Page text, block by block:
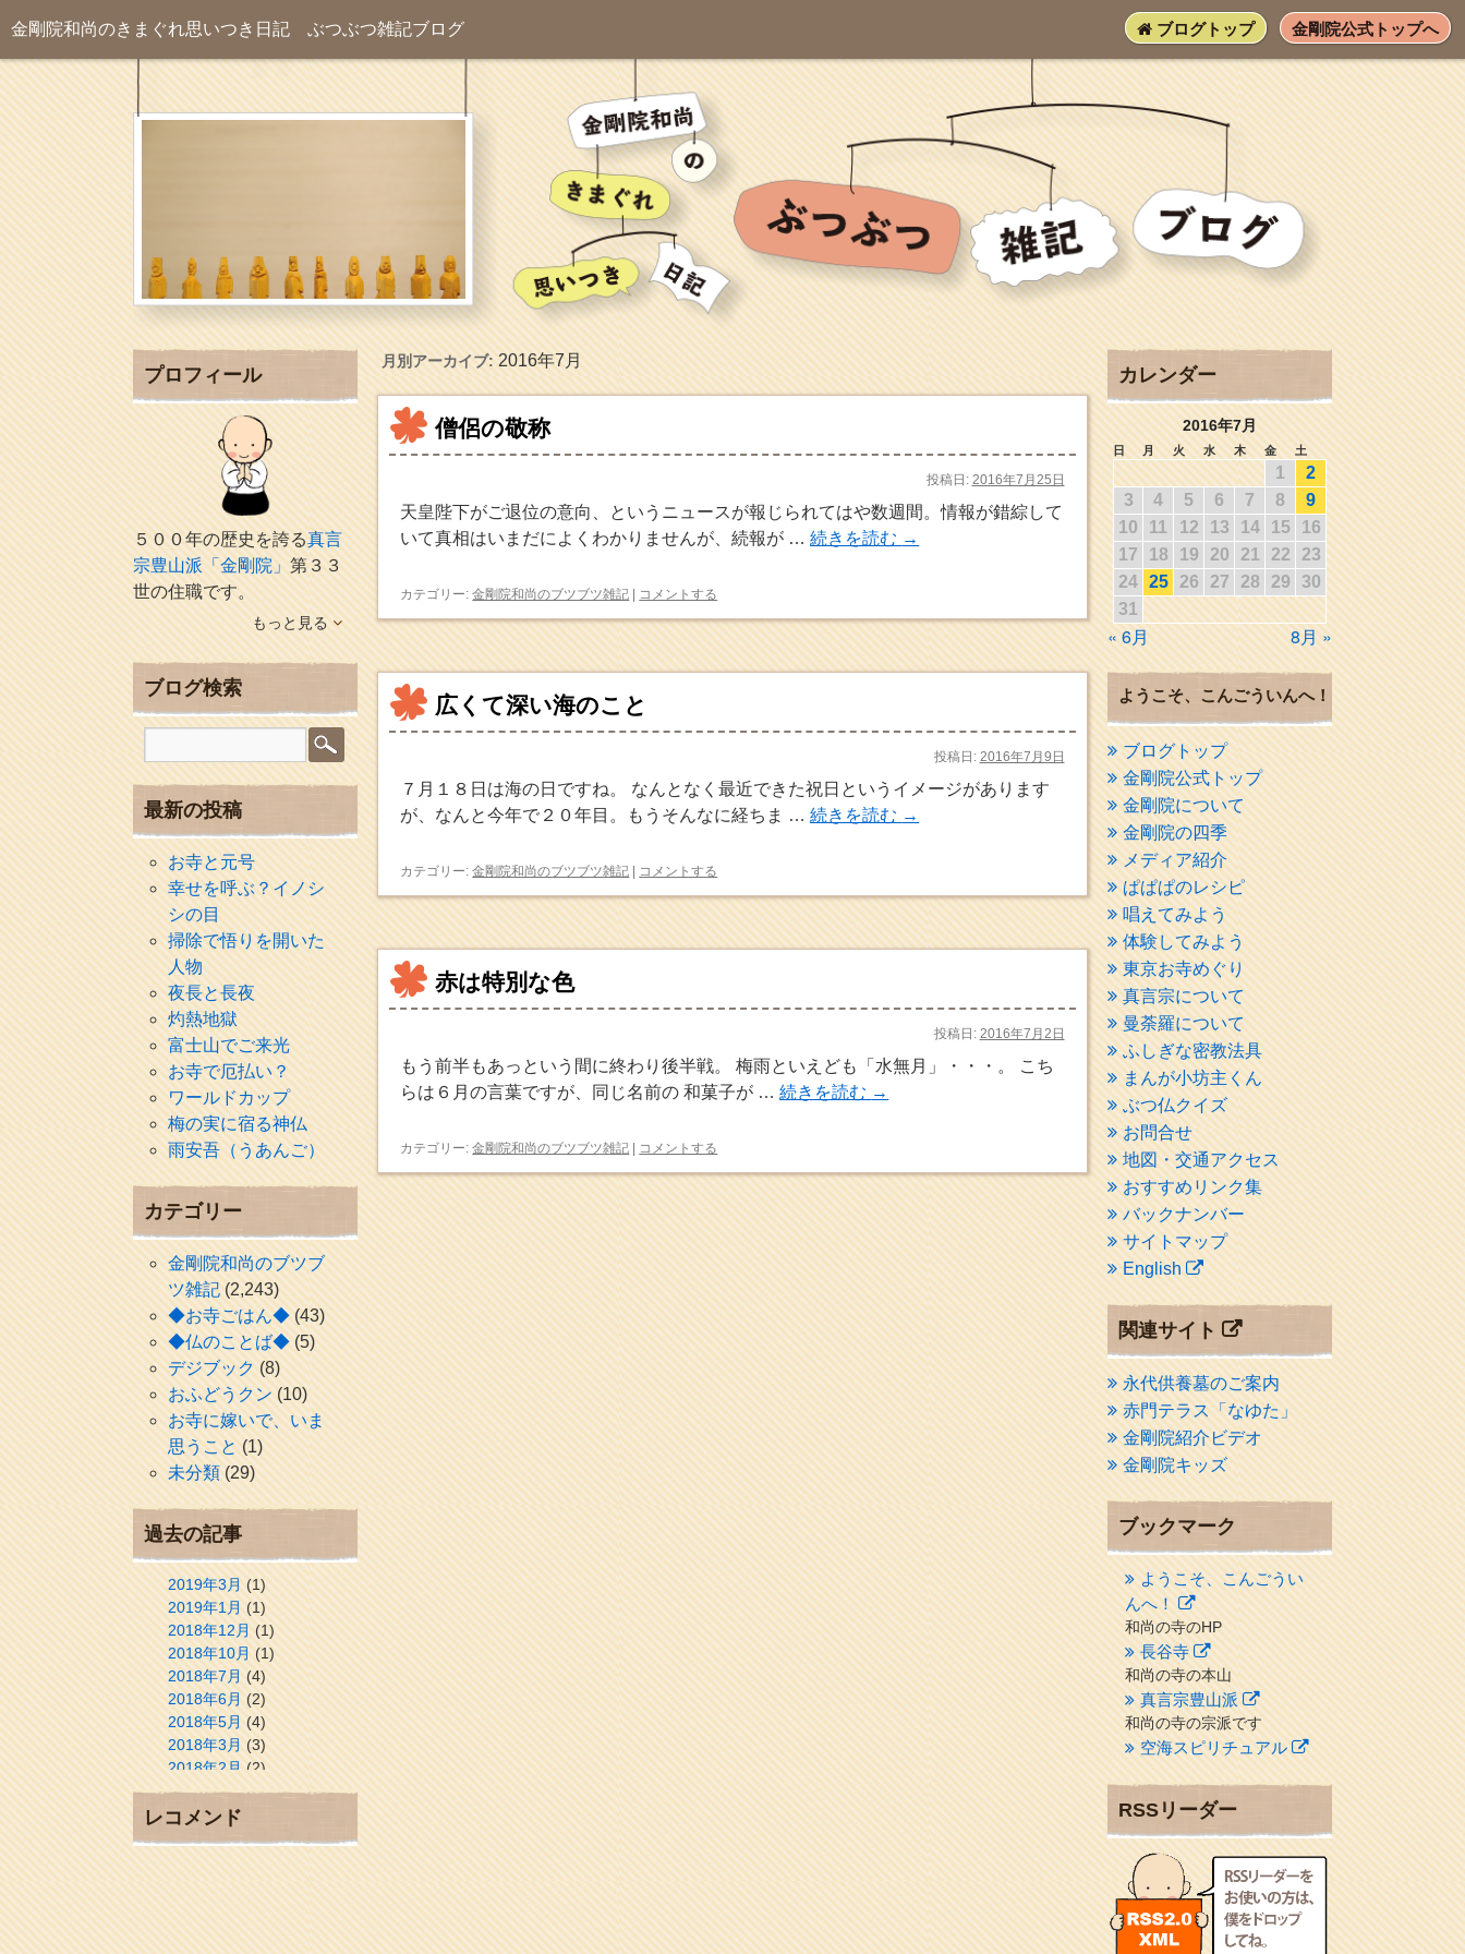
金剛院和尚のきまぐれ思いつき日記 ぶつぶつ雑記ブログ ブログトップ 金剛院公式トップへ
月別アーカイブ:2016年7月
僧侶の敬称
投稿日: 2016年7月25日
天皇陛下がご退位の意向、というニュースが報じられてはや数週間。情報が錯綜して
いて真相はいまだによくわかりませんが、続報が …続きを読む →
カテゴリー: 金剛院和尚のブツブツ雑記 コメントする
広くて深い海のこと
投稿日: 2016年7月9日
７月１８日は海の日ですね。 なんとなく最近できた祝日というイメージがあります
が、なんと今年で２０年目。もうそんなに経ちま …続きを読む →
カテゴリー: 金剛院和尚のブツブツ雑記 コメントする
赤は特別な色
投稿日: 2016年7月2日
もう前半もあっという間に終わり後半戦。 梅雨といえども「水無月」・・・。 こち
らは６月の言葉ですが、同じ名前の 和菓子が …続きを読む →
カテゴリー: 金剛院和尚のブツブツ雑記 コメントする
プロフィール
５００年の歴史を誇る真言
宗豊山派「金剛院」第３３
世の住職です。
もっと見る
ブログ検索
最新の投稿
お寺と元号
幸せを呼ぶ？イノシ
シの目
掃除で悟りを開いた
人物
夜長と長夜
灼熱地獄
富士山でご来光
お寺で厄払い？
ワールドカップ
梅の実に宿る神仏
雨安吾（うあんご）
カテゴリー
金剛院和尚のブツブ
ツ雑記(2,243)
◆お寺ごはん◆(43)
◆仏のことば◆(5)
デジブック(8)
おふどうクン(10)
お寺に嫁いで、いま
思うこと(1)
未分類(29)
過去の記事
2019年3月(1)
2019年1月(1)
2018年12月(1)
2018年10月(1)
2018年7月(4)
2018年6月(2)
2018年5月(4)
2018年3月(3)
2018年2月(2)
2018年1月(2)
2017年12月
2017年10月(1)
2017年9月(4)
2017年8月(3)
2017年7月(1)
レコメンド
カレンダー
2016年7月
日 月 火 水 木 金 土
1
2
3
4 5 6 7 8
9
10
11 12 13 14 15
16
17
18 19 20 21 22
23
24 25 26 27 28 29
30
31
« 6月 8月 »
ようこそ、こんごういんへ！
ブログトップ
金剛院公式トップ
金剛院について
金剛院の四季
メディア紹介
ぱぱぱのレシピ
唱えてみよう
体験してみよう
東京お寺めぐり
真言宗について
曼荼羅について
ふしぎな密教法具
まんが小坊主くん
ぶつ仏クイズ
お問合せ
地図・交通アクセス
おすすめリンク集
バックナンバー
サイトマップ
English
関連サイト
永代供養墓のご案内
赤門テラス「なゆた」
金剛院紹介ビデオ
金剛院キッズ
ブックマーク
ようこそ、こんごうい
んへ！
和尚の寺のHP
長谷寺
和尚の寺の本山
真言宗豊山派
和尚の寺の宗派です
空海スピリチュアル
２１世紀を（空海）する情
クリプロホームページ
地域のライターさんです
小豆島 圓満寺
小豆島霊場第７４番のお寺
新聞屋の道具箱
RSSリーダー